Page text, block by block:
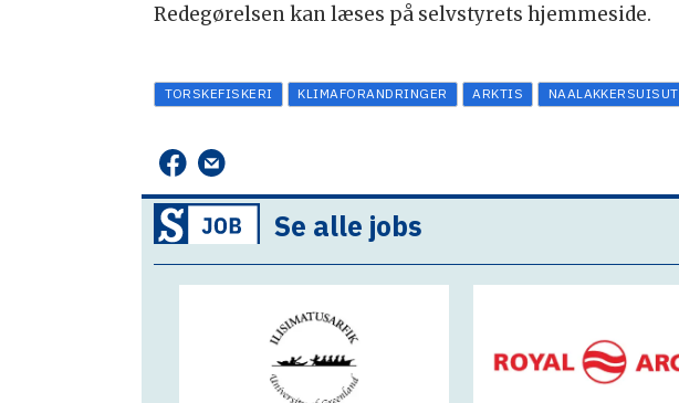
Redegørelsen kan læses på selvstyrets hjemmeside.
TORSKEFISKERI KLIMAFORANDRINGER ARKTIS NAALAKKERSUISUT
Se alle jobs